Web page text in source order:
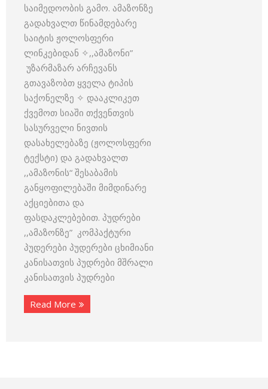
საიმედოობის გამო. ამაზონზე
გადახვალთ წინამდებარე
საიტის ჟოლოსფერი
ლინკებიდან ✧,,ამაზონი”
უზარმაზარ არჩევანს
გთავაზობთ ყველა ტიპის
საქონელზე ✧ დააკლიკეთ
ქვემოთ სიაში თქვენთვის
სასურველი ნივთის
დასახელებაზე (ჟოლოსფერი
ტექსტი) და გადახვალთ
,,ამაზონის“ შესაბამის
განყოფილებაში მიმდინარე
აქციებითა და
ფასდაკლებებით. პუდრები
,,ამაზონზე” კომპაქტური
პუდერები პუდერები ცხიმიანი
კანისათვის პუდრები მშრალი
კანისათვის პუდრები
Read More